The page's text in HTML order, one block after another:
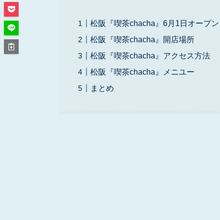
松阪『喫茶chacha』6月1日オープン
松阪『喫茶chacha』開店場所
松阪『喫茶chacha』アクセス方法
松阪『喫茶chacha』メニユー
まとめ